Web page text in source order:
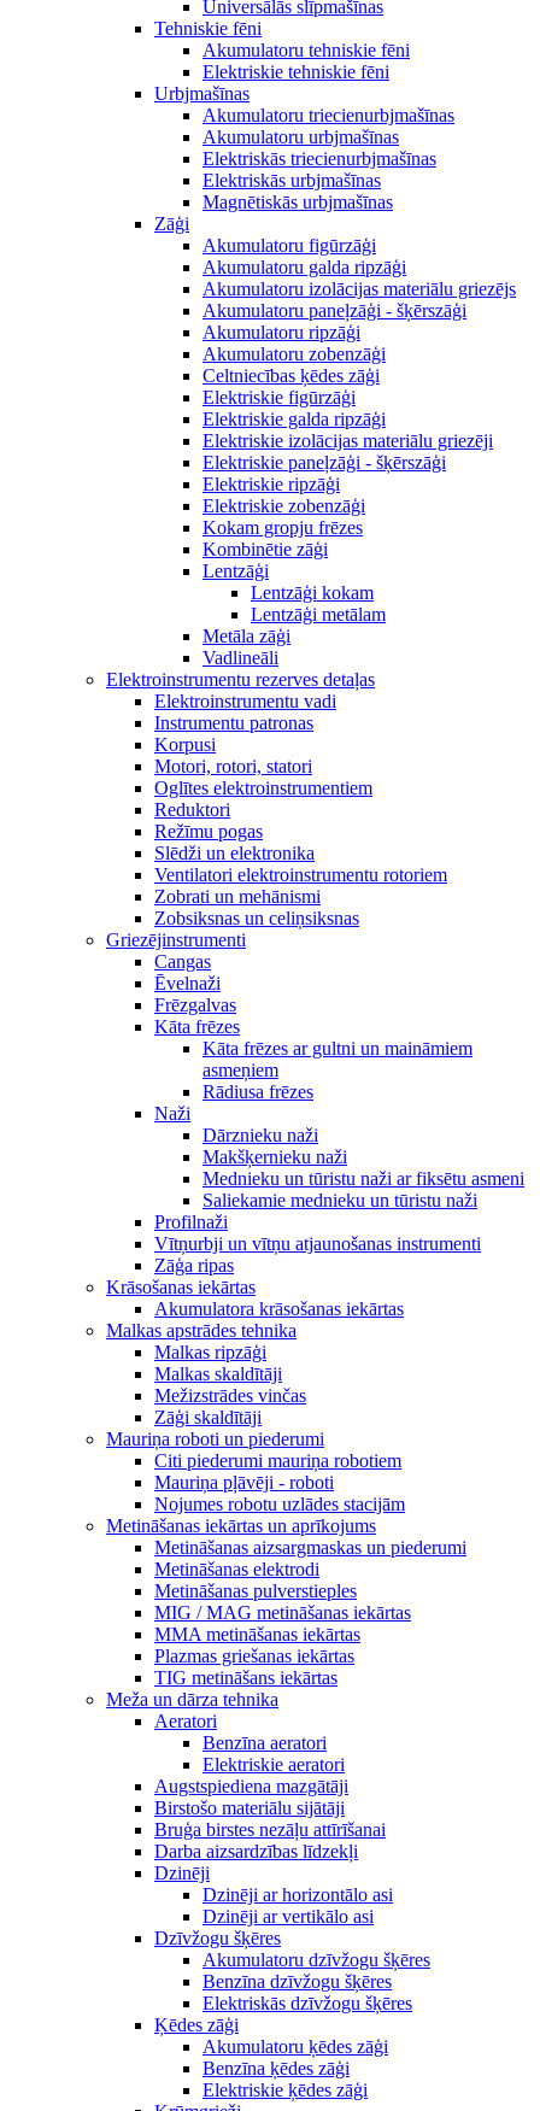
Universālās slīpmašīnas
Tehniskie fēni
Akumulatoru tehniskie fēni
Elektriskie tehniskie fēni
Urbjmašīnas
Akumulatoru triecienurbjmašīnas
Akumulatoru urbjmašīnas
Elektriskās triecienurbjmašīnas
Elektriskās urbjmašīnas
Magnētiskās urbjmašīnas
Zāģi
Akumulatoru figūrzāģi
Akumulatoru galda ripzāģi
Akumulatoru izolācijas materiālu griezējs
Akumulatoru paneļzāģi - šķērszāģi
Akumulatoru ripzāģi
Akumulatoru zobenzāģi
Celtniecības ķēdes zāģi
Elektriskie figūrzāģi
Elektriskie galda ripzāģi
Elektriskie izolācijas materiālu griezēji
Elektriskie paneļzāģi - šķērszāģi
Elektriskie ripzāģi
Elektriskie zobenzāģi
Kokam gropju frēzes
Kombinētie zāģi
Lentzāģi
Lentzāģi kokam
Lentzāģi metālam
Metāla zāģi
Vadlineāli
Elektroinstrumentu rezerves detaļas
Elektroinstrumentu vadi
Instrumentu patronas
Korpusi
Motori, rotori, statori
Oglītes elektroinstrumentiem
Reduktori
Režīmu pogas
Slēdži un elektronika
Ventilatori elektroinstrumentu rotoriem
Zobrati un mehānismi
Zobsiksnas un celiņsiksnas
Griezējinstrumenti
Cangas
Ēvelnaži
Frēzgalvas
Kāta frēzes
Kāta frēzes ar gultni un maināmiem
asmeņiem
Rādiusa frēzes
Naži
Dārznieku naži
Makšķernieku naži
Mednieku un tūristu naži ar fiksētu asmeni
Saliekamie mednieku un tūristu naži
Profilnaži
Vītņurbji un vītņu atjaunošanas instrumenti
Zāģa ripas
Krāsošanas iekārtas
Akumulatora krāsošanas iekārtas
Malkas apstrādes tehnika
Malkas ripzāģi
Malkas skaldītāji
Mežizstrādes vinčas
Zāģi skaldītāji
Mauriņa roboti un piederumi
Citi piederumi mauriņa robotiem
Mauriņa pļāvēji - roboti
Nojumes robotu uzlādes stacijām
Metināšanas iekārtas un aprīkojums
Metināšanas aizsargmaskas un piederumi
Metināšanas elektrodi
Metināšanas pulverstieples
MIG / MAG metināšanas iekārtas
MMA metināšanas iekārtas
Plazmas griešanas iekārtas
TIG metināšans iekārtas
Meža un dārza tehnika
Aeratori
Benzīna aeratori
Elektriskie aeratori
Augstspiediena mazgātāji
Birstošo materiālu sijātāji
Bruģa birstes nezāļu attīrīšanai
Darba aizsardzības līdzekļi
Dzinēji
Dzinēji ar horizontālo asi
Dzinēji ar vertikālo asi
Dzīvžogu šķēres
Akumulatoru dzīvžogu šķēres
Benzīna dzīvžogu šķēres
Elektriskās dzīvžogu šķēres
Ķēdes zāģi
Akumulatoru ķēdes zāģi
Benzīna ķēdes zāģi
Elektriskie ķēdes zāģi